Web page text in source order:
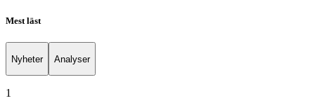
Mest läst
Nyheter Analyser
1